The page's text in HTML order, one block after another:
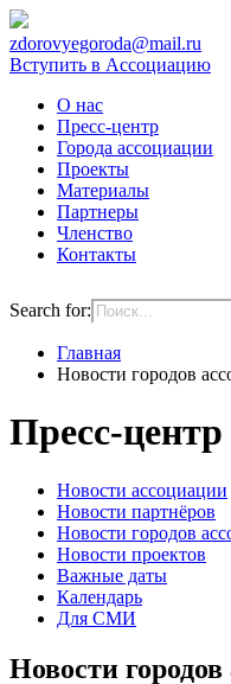
zdorovyegoroda@mail.ru
Вступить в Ассоциацию
О нас
Пресс-центр
Города ассоциации
Проекты
Материалы
Партнеры
Членство
Контакты
Search for:
Главная
Новости городов
Пресс-центр
Новости ассоциации
Новости партнёров
Новости городов
Новости проектов
Важные даты
Календарь
Для СМИ
Новости